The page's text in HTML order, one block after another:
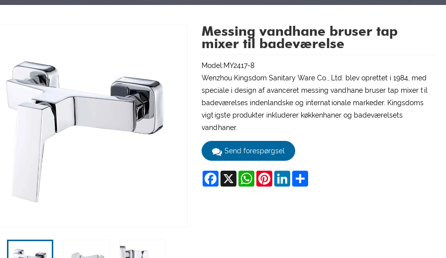
Messing vandhane bruser tap
mixer til badeværelse
Model:MY2417-8
Wenzhou Kingsdom Sanitary Ware Co., Ltd. blev oprettet i 1984, med
speciale i design af avanceret messing vandhane bruser tap mixer til
badeværelses indenlandske og internationale markeder. Kingsdoms
vigtigste produkter inkluderer køkkenhaner og badeværelsets
vandhaner.
Send forespørgsel
Facebook
X WhatsAppPinterestLinkedInShare